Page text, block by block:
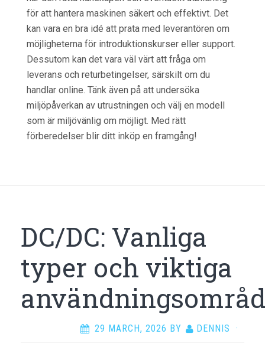
för att hantera maskinen säkert och effektivt. Det
kan vara en bra idé att prata med leverantören om
möjligheterna för introduktionskurser eller support.
Dessutom kan det vara väl värt att fråga om
leverans och returbetingelser, särskilt om du
handlar online. Tänk även på att undersöka
miljöpåverkan av utrustningen och välj en modell
som är miljövänlig om möjligt. Med rätt
förberedelser blir ditt inköp en framgång!
DC/DC: Vanliga
typer och viktiga
29 MARCH, 2026 BY DENNIS ·